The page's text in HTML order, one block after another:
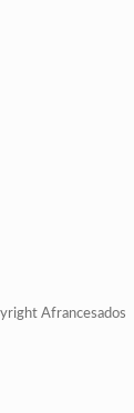
Afrancesados